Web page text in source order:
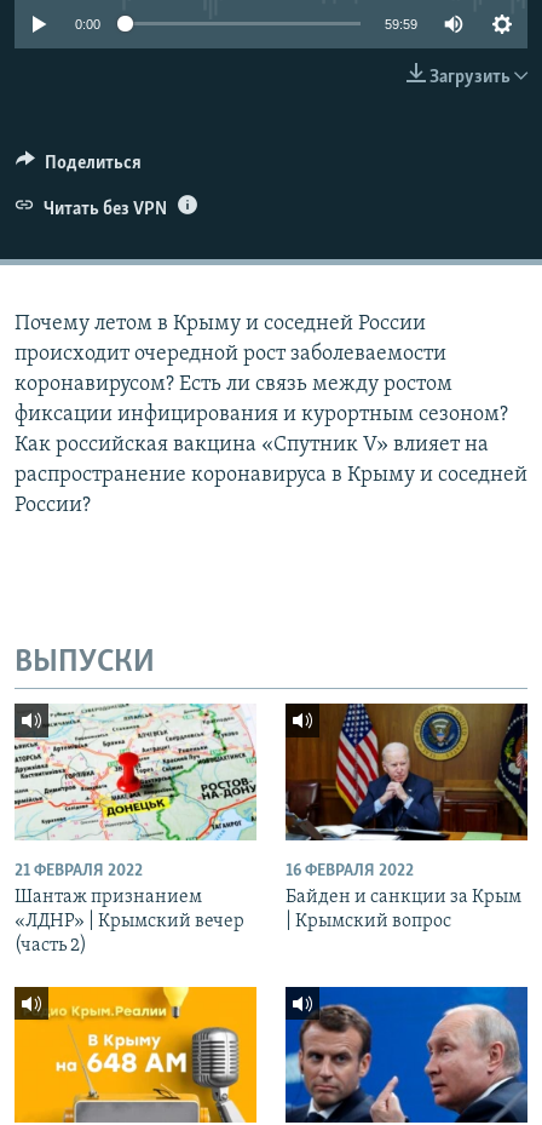
ПОБЕДИТЕЛЕЙ НЕ СУДЯТ?
УКРАИНСКАЯ ПРОБЛЕМА КРЫМА
ПРИСОЕДИНЯЙТЕСЬ!
0:00 59:59
Загрузить
Поделиться
Читать без VPN
Почему летом в Крыму и соседней России
происходит очередной рост заболеваемости
коронавирусом? Есть ли связь между ростом
фиксации инфицирования и курортным сезоном?
Как российская вакцина «Спутник V» влияет на
распространение коронавируса в Крыму и соседней
России?
ВЫПУСКИ
21 ФЕВРАЛЯ 2022
Шантаж признанием
«ЛДНР» | Крымский вечер
(часть 2)
16 ФЕВРАЛЯ 2022
Байден и санкции за Крым
| Крымский вопрос